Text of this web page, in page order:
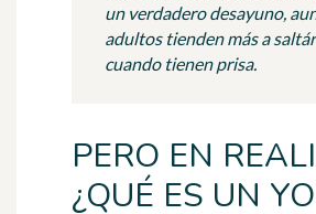
un verdadero desayuno,
adultos tienden más a
cuando tienen prisa.
PERO EN
¿QUÉ ES UN